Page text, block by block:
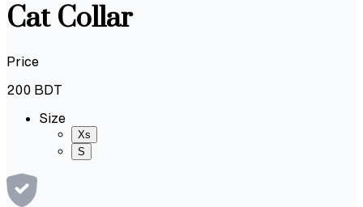
Cat Collar
Price
200 BDT
Size
Xs
S